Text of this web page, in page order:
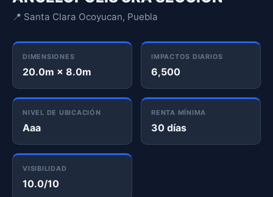
📍 Santa Clara Ocoyucan, Puebla
DIMENSIONES
20.0m × 8.0m
IMPACTOS DIARIOS
6,500
NIVEL DE UBICACIÓN
Aaa
RENTA MÍNIMA
30 días
VISIBILIDAD
10.0/10